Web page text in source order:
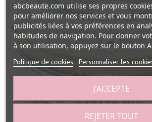
abcbeaute.com utilise ses propres
pour améliorer nos services et vous
publicités liées à vos préférences en
habitudes de navigation. Pour donner
à son utilisation, appuyez sur le bouton
Politique de cookies Personnaliser les
REJETER TOUT
J'ACCEPTE